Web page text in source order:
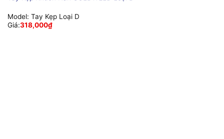
Model: Tay Kẹp Loại D
Giá:318,000₫